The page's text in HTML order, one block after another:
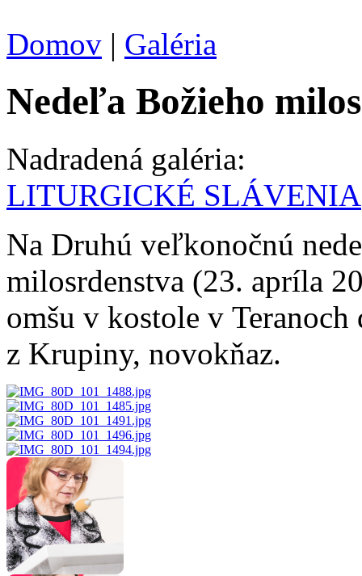
Domov | Galéria
Nedeľa Božieho
Nadradená galéria:
LITURGICKÉ SLÁVENIA
Na Druhú veľkonočnú
milosrdenstva (23. apríla
omšu v kostole v
z Krupiny, novokňaz.